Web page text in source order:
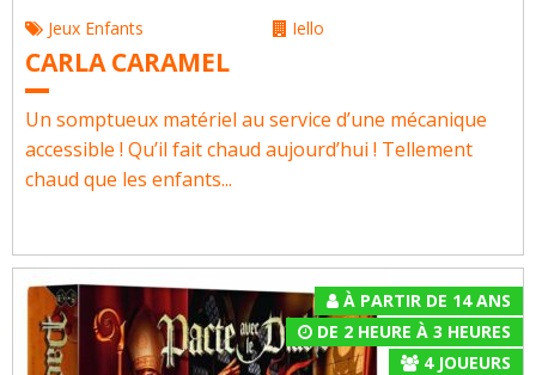
Jeux Enfants Iello
CARLA CARAMEL
Un somptueux matériel au service d’une mécanique
accessible ! Qu’il fait chaud aujourd’hui ! Tellement
chaud que les enfants...
À PARTIR DE 14 ANS
DE 2 HEURE À 3 HEURES
4JOUEURS